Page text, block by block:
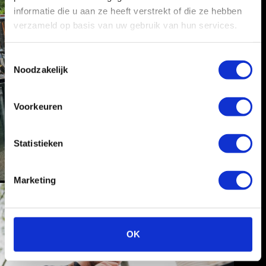
informatie die u aan ze heeft verstrekt of die ze hebben
verzameld op basis van uw gebruik van hun services.
T
o
e
e
m
m
i
n
s
l
Noodzakelijk
Voorkeuren
Statistieken
Marketing
OK